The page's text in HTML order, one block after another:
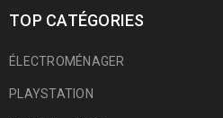
TOP CATÉGORIES
ÉLECTROMÉNAGER
PLAYSTATION